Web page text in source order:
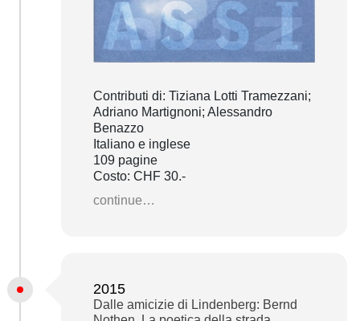
Contributi di: Tiziana Lotti Tramezzani;
Adriano Martignoni; Alessandro
Benazzo
Italiano e inglese
109 pagine
Costo: CHF 30.-
continue…
2015
Dalle amicizie di Lindenberg: Bernd